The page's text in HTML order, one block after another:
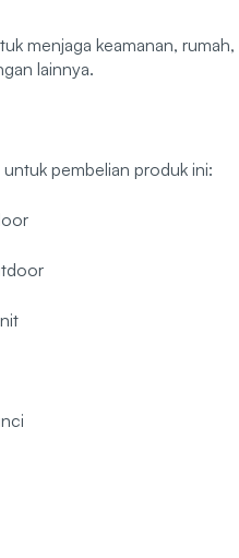
menjaga keamanan, rumah,
lainnya.
pembelian produk ini: